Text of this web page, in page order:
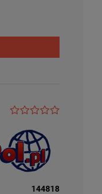
144818